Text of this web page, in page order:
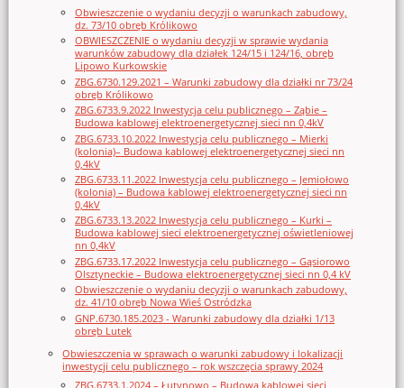
Obwieszczenie o wydaniu decyzji o warunkach zabudowy,
dz. 73/10 obręb Królikowo
OBWIESZCZENIE o wydaniu decyzji w sprawie wydania
warunków zabudowy dla działek 124/15 i 124/16, obręb
Lipowo Kurkowskie
ZBG.6730.129.2021 – Warunki zabudowy dla działki nr 73/24
obręb Królikowo
ZBG.6733.9.2022 Inwestycja celu publicznego – Ząbie –
Budowa kablowej elektroenergetycznej sieci nn 0,4kV
ZBG.6733.10.2022 Inwestycja celu publicznego – Mierki
(kolonia)– Budowa kablowej elektroenergetycznej sieci nn
0,4kV
ZBG.6733.11.2022 Inwestycja celu publicznego – Jemiołowo
(kolonia) – Budowa kablowej elektroenergetycznej sieci nn
0,4kV
ZBG.6733.13.2022 Inwestycja celu publicznego – Kurki –
Budowa kablowej sieci elektroenergetycznej oświetleniowej
nn 0,4kV
ZBG.6733.17.2022 Inwestycja celu publicznego – Gąsiorowo
Olsztyneckie – Budowa elektroenergetycznej sieci nn 0,4 kV
Obwieszczenie o wydaniu decyzji o warunkach zabudowy,
dz. 41/10 obręb Nowa Wieś Ostródzka
GNP.6730.185.2023 - Warunki zabudowy dla działki 1/13
obręb Lutek
Obwieszczenia w sprawach o warunki zabudowy i lokalizacji
inwestycji celu publicznego – rok wszczęcia sprawy 2024
ZBG.6733.1.2024 – Łutynowo – Budowa kablowej sieci